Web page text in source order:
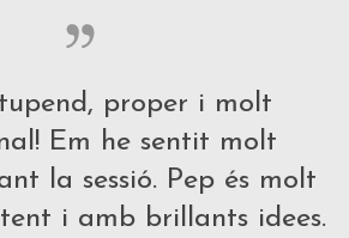
proper i molt
Em he sentit molt
la sessió. Pep és molt
i amb brillants idees.